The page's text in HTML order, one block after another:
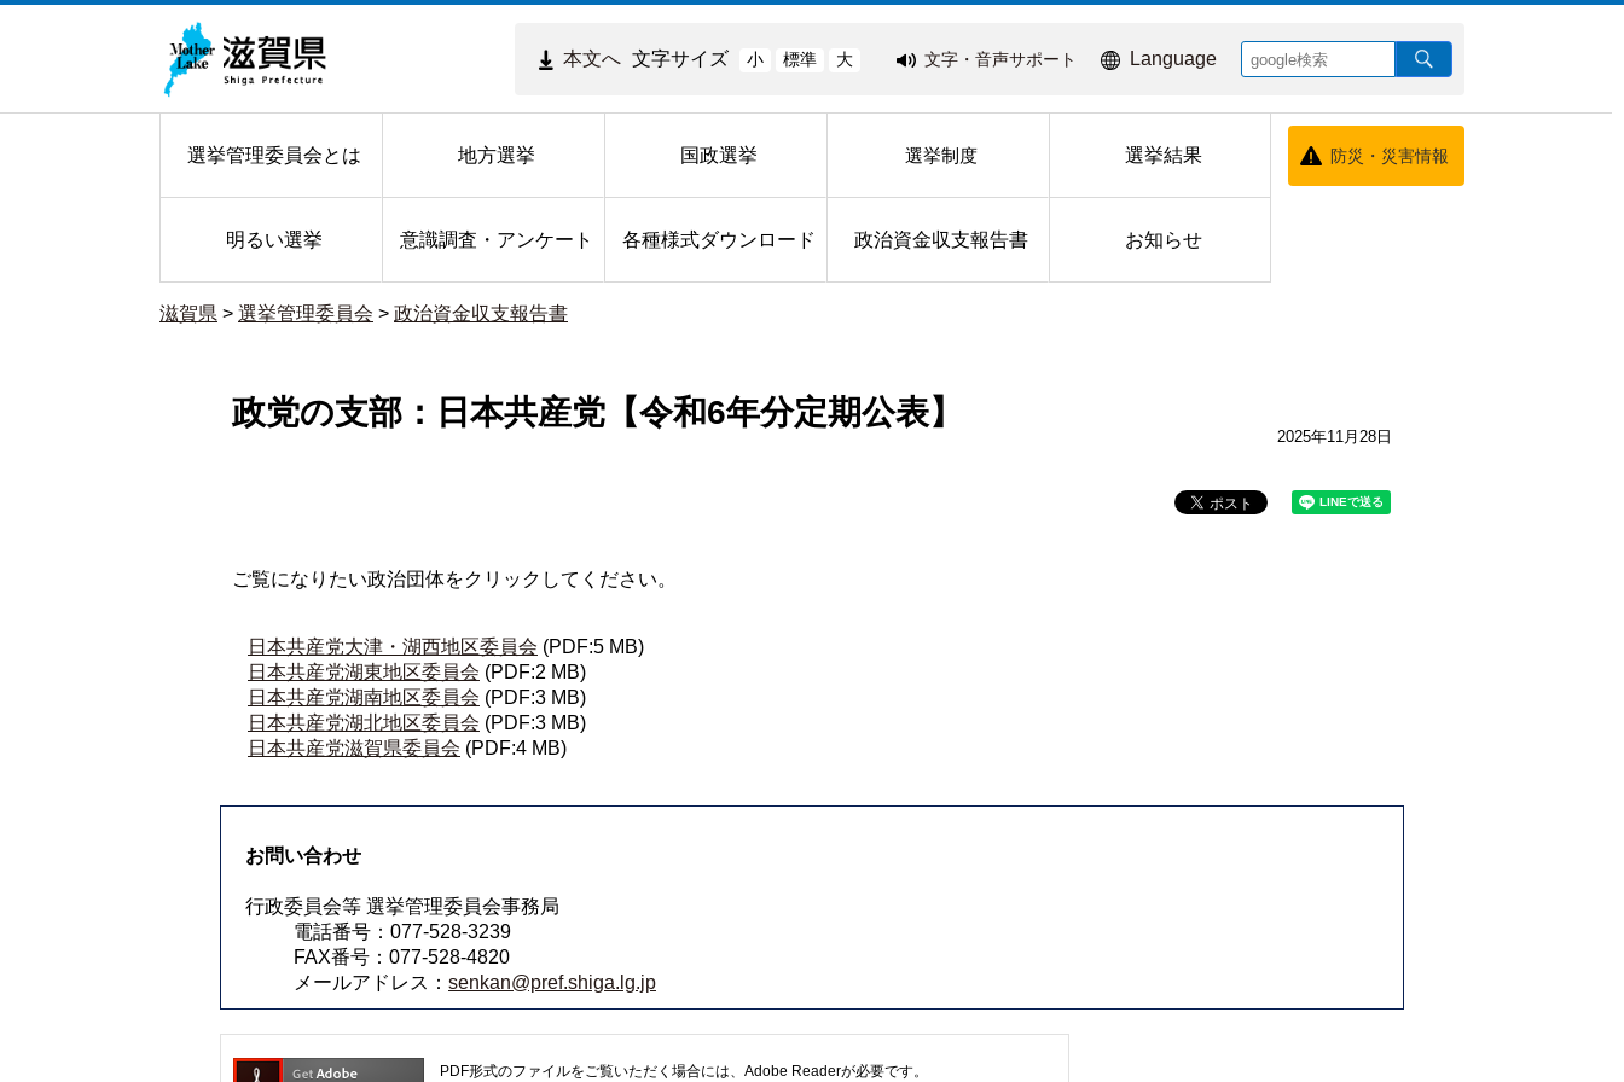
本文へ 文字サイズ 小 標準 大 文字・音声サポート Language
選挙管理委員会とは 地方選挙 国政選挙 選挙制度 選挙結果
明るい選挙 意識調査・アンケート 各種様式ダウンロード 政治資金収支報告書 お知らせ
防災・災害情報
滋賀県 > 選挙管理委員会 > 政治資金収支報告書
政党の支部：日本共産党【令和6年分定期公表】
2025年11月28日
ご覧になりたい政治団体をクリックしてください。
日本共産党大津・湖西地区委員会 (PDF:5 MB)
日本共産党湖東地区委員会 (PDF:2 MB)
日本共産党湖南地区委員会 (PDF:3 MB)
日本共産党湖北地区委員会 (PDF:3 MB)
日本共産党滋賀県委員会 (PDF:4 MB)
お問い合わせ
行政委員会等 選挙管理委員会事務局
電話番号：077-528-3239
FAX番号：077-528-4820
メールアドレス： senkan@pref.shiga.lg.jp
PDF形式のファイルをご覧いただく場合には、Adobe Readerが必要です。